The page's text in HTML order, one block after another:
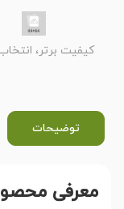
کیفیت برتر،
توضیحات
معرفی